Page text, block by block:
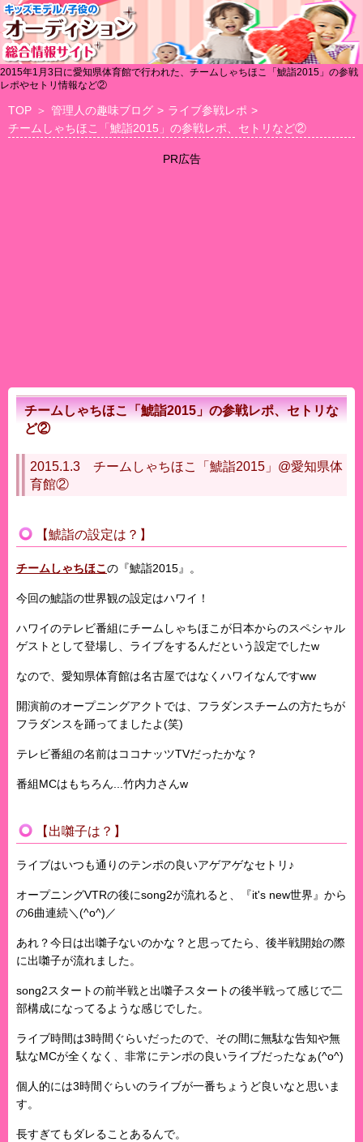
2015年1月3日に愛知県体育館で行われた、チームしゃちほこ「鯱詣2015」の参戦
レポやセトリ情報など②
TOP ＞ 管理人の趣味ブログ > ライブ参戦レポ >
チームしゃちほこ「鯱詣2015」の参戦レポ、セトリなど②
PR広告
チームしゃちほこ「鯱詣2015」の参戦レポ、セトリな
ど②
2015.1.3 チームしゃちほこ「鯱詣2015」@愛知県体
育館②
【鯱詣の設定は？】
チームしゃちほこの『鯱詣2015』。
今回の鯱詣の世界観の設定はハワイ！
ハワイのテレビ番組にチームしゃちほこが日本からのスペシャル
ゲストとして登場し、ライブをするんだという設定でしたw
なので、愛知県体育館は名古屋ではなくハワイなんですww
開演前のオープニングアクトでは、フラダンスチームの方たちが
フラダンスを踊ってましたよ(笑)
テレビ番組の名前はココナッツTVだったかな？
番組MCはもちろん...竹内力さんw
【出囃子は？】
ライブはいつも通りのテンポの良いアゲアゲなセトリ♪
オープニングVTRの後にsong2が流れると、『it's new世界』から
の6曲連続＼(^o^)／
あれ？今日は出囃子ないのかな？と思ってたら、後半戦開始の際
に出囃子が流れました。
song2スタートの前半戦と出囃子スタートの後半戦って感じで二
部構成になってるような感じでした。
ライブ時間は3時間ぐらいだったので、その間に無駄な告知や無
駄なMCが全くなく、非常にテンポの良いライブだったなぁ(^o^)
個人的には3時間ぐらいのライブが一番ちょうど良いなと思いま
す。
長すぎてもダレることあるんで。